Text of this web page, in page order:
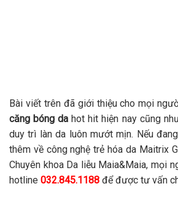
Bài viết trên đã giới thiệu cho mọi
căng bóng da hot hit hiện nay cũng
duy trì làn da luôn mướt mịn. Nếu
thêm về công nghệ trẻ hóa da Maitrix
Chuyên khoa Da liễu Maia&Maia, mọi
hotline 032.845.1188 để được tư vấn